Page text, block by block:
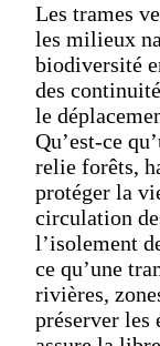
Les trames
les milieux
biodiversité
des
le
Qu’est-ce
relie forêts,
protéger la
circulation
l’isolement
ce qu’une
rivières,
préserver les